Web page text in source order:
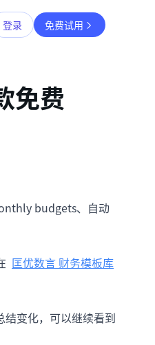
登录 免费试用
免费
budgets、自动
匡优数言 财务模板库
变化，可以继续看到